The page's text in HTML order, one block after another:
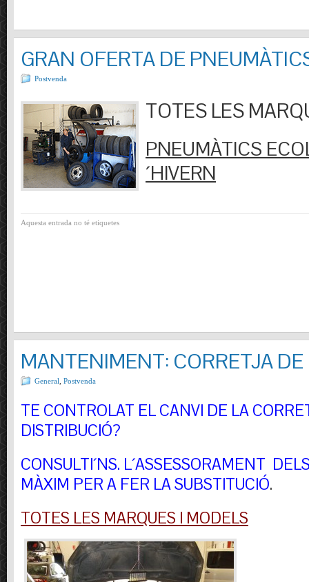
GRAN OFERTA DE
Postvenda
TOTES LES
PNEUMÀTICS
´HIVERN
Aquesta entrada no té etiquetes
MANTENIMENT: CORRETJA
General Postvenda
TE CONTROLAT EL CANVI DE LA
DISTRIBUCIÓ?
CONSULTI´NS. L´ASSESSORAMENT
MÀXIM PER A FER LA SUBSTITUCIÓ.
TOTES LES MARQUES I MODELS